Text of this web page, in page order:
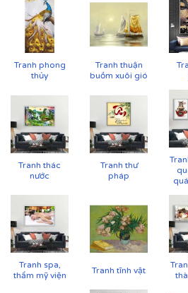
Cận cảnh tranh in trên chất
Tranh phong
thủy
Tranh thuận
buồm xuôi gió
Tranh thác
nước
Tranh thư
pháp
Tranh spa,
thẩm mỹ viện
Tranh tĩnh vật